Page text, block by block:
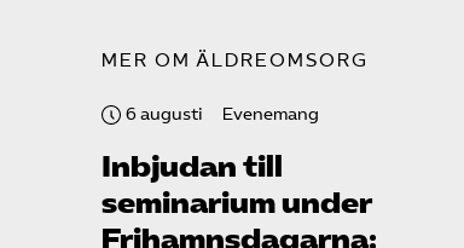
MER OM ÄLDREOMSORG
6 augusti Evenemang
Inbjudan till
seminarium under
Frihamns­dagarna: